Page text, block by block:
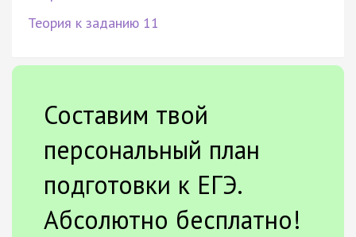
Теория к заданию 11
Составим твой
персональный план
подготовки к ЕГЭ.
Абсолютно бесплатно!